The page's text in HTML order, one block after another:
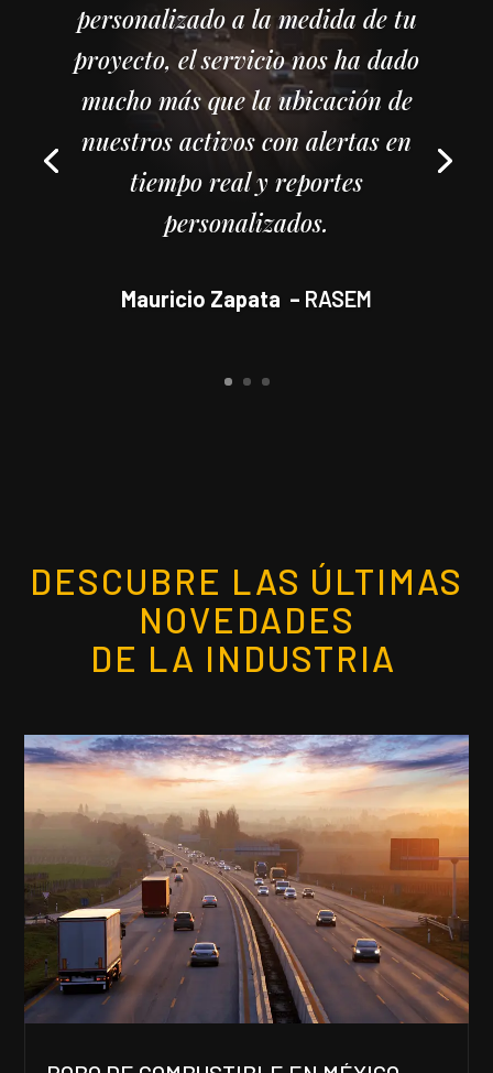
personalizado a la medida de tu
proyecto, el servicio nos ha dado
mucho más que la ubicación de
nuestros activos con alertas en
tiempo real y reportes
personalizados.
Mauricio Zapata – RASEM
DESCUBRE LAS ÚLTIMAS
NOVEDADES
DE LA INDUSTRIA